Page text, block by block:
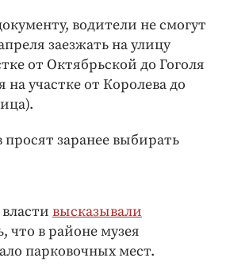
водители не смогут
заезжать на улицу
от Октябрьской до Гоголя
на участке от Королева до
заранее выбирать
высказывали
что в районе музея
парковочных мест.